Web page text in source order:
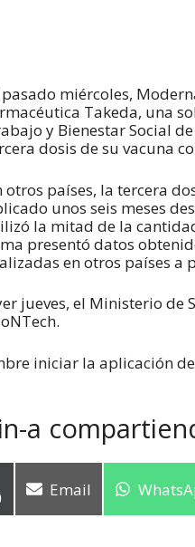
pasado miércoles,
Takeda, una
y Bienestar Social
dosis de su vacuna
otros países, la tercera
unos seis meses
la mitad de la
presentó datos
en otros países a
jueves, el Ministerio de
iniciar la aplicación
a
Email